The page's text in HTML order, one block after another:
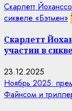
Скарлетт
сиквеле «Бэтмен»
Скарлетт
участии в
23.12.2025
Ноябрь 2025:
Файнсом и